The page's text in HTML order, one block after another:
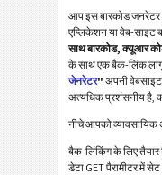
आप इस बारकोड जनरेटर
एप्लिकेशन या वेब-
साथ बारकोड, क्यूआर
के साथ एक बैक-लिंक
जेनरेटर" अपनी
अत्यधिक प्रशंसनीय है,
नीचे आपको व्यावसायिक
बैक-लिंकिंग के लिए
डेटा GET पैरामीटर में